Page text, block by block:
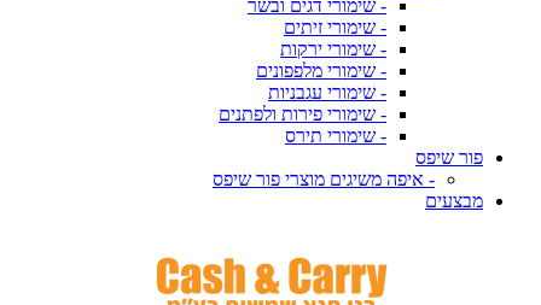
- שימורי דגים ובשר
- שימורי זיתים
- שימורי ירקות
- שימורי מלפפונים
- שימורי עגבניות
- שימורי פירות ולפתנים
- שימורי תירס
פור שיפס
- איפה משיגים מוצרי פור שיפס
מבצעים